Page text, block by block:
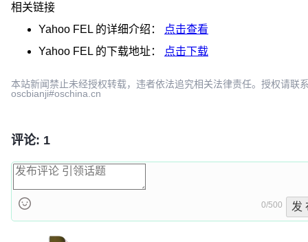
相关链接
Yahoo FEL 的详细介绍：
点击查看
Yahoo FEL 的下载地址： 点击下载
本站新闻禁止未经授权转载，违者依法追究相关法律责任。授权请联
oscbianji#oschina.cn
评论: 1
0/500 发